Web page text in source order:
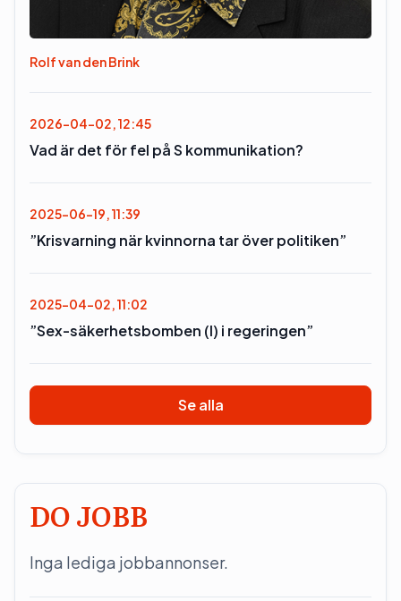
Rolf van den Brink
2026-04-02, 12:45
Vad är det för fel på S kommunikation?
2025-06-19, 11:39
”Krisvarning när kvinnorna tar över politiken”
2025-04-02, 11:02
”Sex-säkerhetsbomben (l) i regeringen”
Se alla
DO JOBB
Inga lediga jobbannonser.